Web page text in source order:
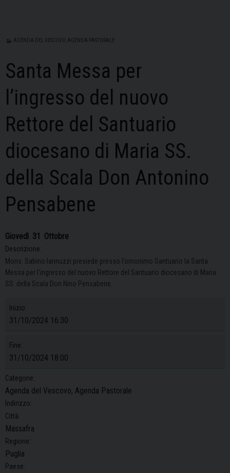
AGENDA DEL VESCOVO AGENDA PASTORALE
Santa Messa per
l’ingresso del nuovo
Rettore del Santuario
diocesano di Maria SS.
della Scala Don Antonino
Pensabene
Giovedì 31 Ottobre
Descrizione:
Mons. Sabino Iannuzzi presiede presso l’omonimo Santuario la Santa
Messa per l’ingresso del nuovo Rettore del Santuario diocesano di Maria
SS. della Scala Don Nino Pensabene.
Inizio:
31/10/2024 16:30
Fine:
31/10/2024 18:00
Categorie:
Agenda del Vescovo, Agenda Pastorale
Indirizzo:
Città:
Massafra
Regione:
Puglia
Paese: